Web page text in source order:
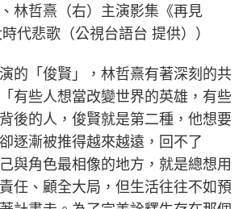
、林哲熹（右）主演影集《再見
代悲歌（公視台語台 提供））
的「俊賢」，林哲熹有著深刻的共
有些人想當改變世界的英雄，有些
後的人，俊賢就是第二種，他想要
逐漸被推得越來越遠，回不了
與角色最相像的地方，就是總想用
任、顧全大局，但生活往往不如預